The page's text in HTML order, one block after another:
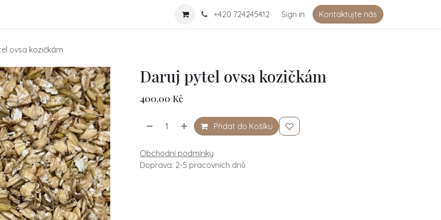
+420 724245412 Sign in Kontaktujte nás
ovsa kozičkám
Daruj pytel ovsa kozičkám
400.00 Kč
Přidat do Košíku
Obchodní podmínky
Doprava: 2-5 pracovních dnů